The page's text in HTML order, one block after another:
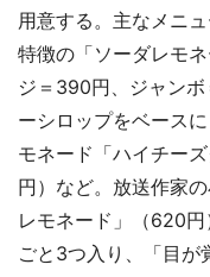
用意する。主なメニ
特徴の「ソーダレモ
ジ＝390円、ジャン
ーシロップをベース
モネード「ハイチー
円）など。放送作家
レモネード」（620
ごと3つ入り、「目が